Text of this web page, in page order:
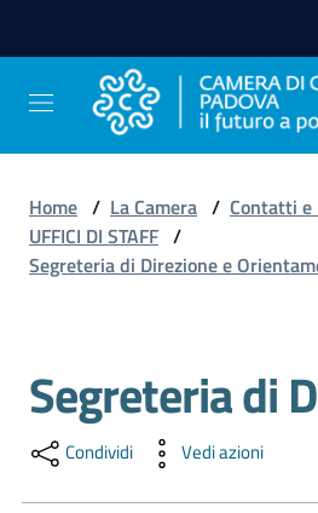
Avviare
Impresa
Gestire
Impresa
Promuovere
Home / La Camera / Contatti e
UFFICI DI STAFF /
Segreteria di Direzione e
Salta al contenuto
Segreteria di
Condividi Vedi azioni